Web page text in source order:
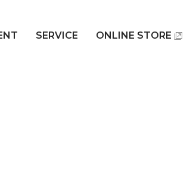
SERVICE ONLINE STORE